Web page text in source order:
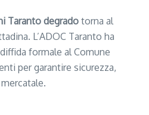
Taranto degrado torna al
L’ADOC Taranto ha
formale al Comune
per garantire sicurezza,